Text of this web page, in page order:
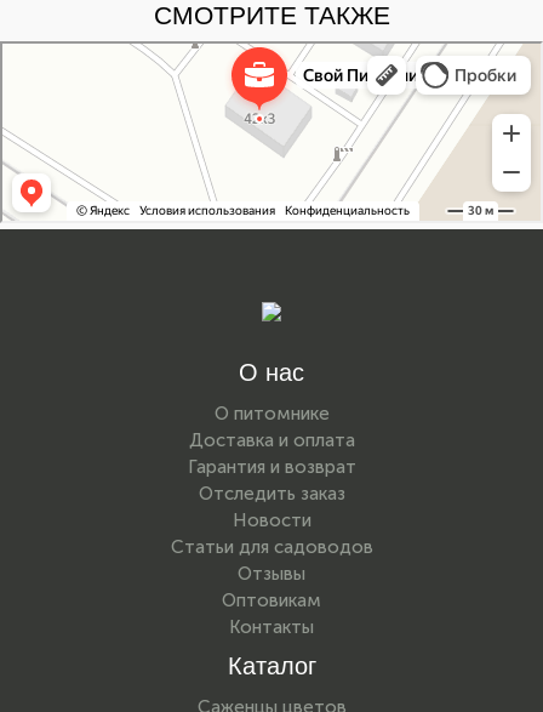
СМОТРИТЕ ТАКЖЕ
Питомник растений в Москве
Садовый центр в Москве
О нас
О питомнике
Доставка и оплата
Гарантия и возврат
Отследить заказ
Новости
Статьи для садоводов
Отзывы
Оптовикам
Контакты
Каталог
Саженцы цветов